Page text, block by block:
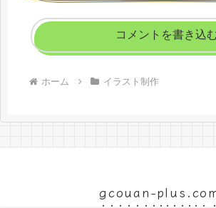
コメントを書き込
ホーム イラスト制作
gcouan-